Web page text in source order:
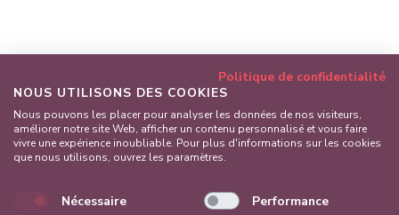
Politique de confidentialité
NOUS UTILISONS DES COOKIES
Nous pouvons les placer pour analyser les données de nos visiteurs,
améliorer notre site Web, afficher un contenu personnalisé et vous faire
vivre une expérience inoubliable. Pour plus d'informations sur les cookies
que nous utilisons, ouvrez les paramètres.
Nécessaire Performance